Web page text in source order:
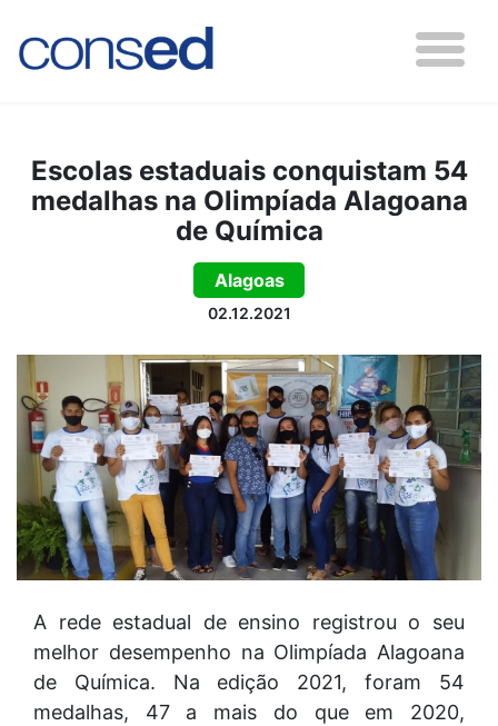
Escolas estaduais conquistam 54
medalhas na Olimpíada Alagoana
de Química
Alagoas
02.12.2021
A rede estadual de ensino registrou o seu
melhor desempenho na Olimpíada Alagoana
de Química. Na edição 2021, foram 54
medalhas, 47 a mais do que em 2020,